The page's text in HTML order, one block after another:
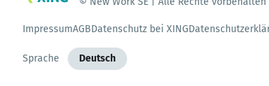
ImpressumAGBDatenschutz bei XING
Sprache Deutsch